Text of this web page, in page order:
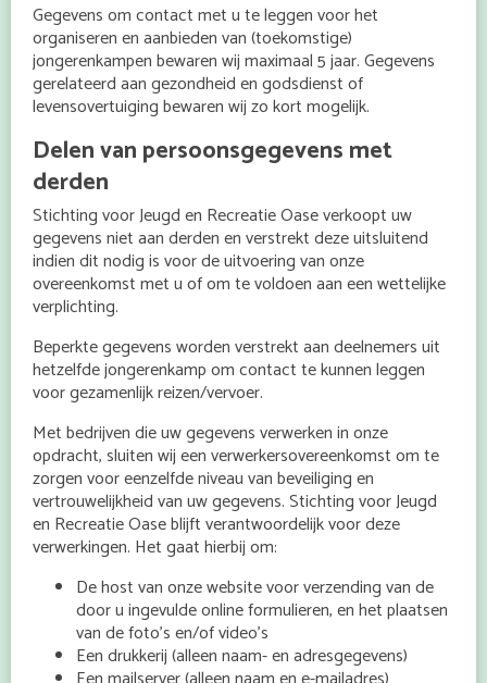
Gegevens om contact met u te leggen voor het
organiseren en aanbieden van (toekomstige)
jongerenkampen bewaren wij maximaal 5 jaar. Gegevens
gerelateerd aan gezondheid en godsdienst of
levensovertuiging bewaren wij zo kort mogelijk.
Delen van persoonsgegevens met
derden
Stichting voor Jeugd en Recreatie Oase verkoopt uw
gegevens niet aan derden en verstrekt deze uitsluitend
indien dit nodig is voor de uitvoering van onze
overeenkomst met u of om te voldoen aan een wettelijke
verplichting.
Beperkte gegevens worden verstrekt aan deelnemers uit
hetzelfde jongerenkamp om contact te kunnen leggen
voor gezamenlijk reizen/vervoer.
Met bedrijven die uw gegevens verwerken in onze
opdracht, sluiten wij een verwerkersovereenkomst om te
zorgen voor eenzelfde niveau van beveiliging en
vertrouwelijkheid van uw gegevens. Stichting voor Jeugd
en Recreatie Oase blijft verantwoordelijk voor deze
verwerkingen. Het gaat hierbij om:
De host van onze website voor verzending van de
door u ingevulde online formulieren, en het plaatsen
van de foto’s en/of video’s
Een drukkerij (alleen naam- en adresgegevens)